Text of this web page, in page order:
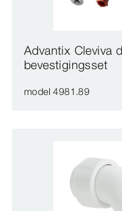
Advantix Cleviva
bevestigingsset
model 4981.89